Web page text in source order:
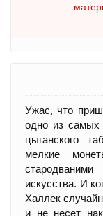
Ужас, что
одно из
цыганского
мелкие
искусства. И
Халлек
и не несет